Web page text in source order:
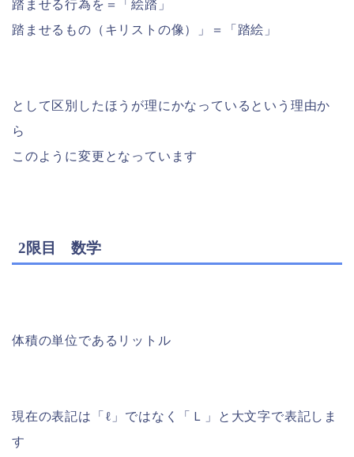
踏ませる行為を＝「絵踏」
踏ませるもの（キリストの像）」＝「踏絵」
として区別したほうが理にかなっているという理由か
ら
このように変更となっています
2限目 数学
体積の単位であるリットル
現在の表記は「ℓ」ではなく「Ｌ」と大文字で表記しま
す